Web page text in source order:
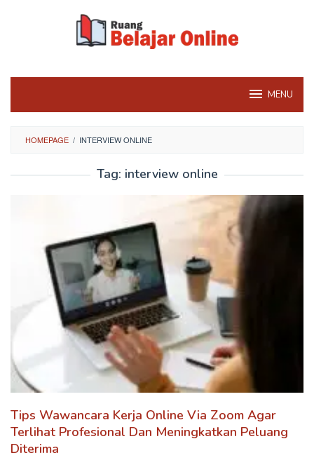
MENU
HOMEPAGE / INTERVIEW ONLINE
Tag: interview online
Tips Wawancara Kerja Online Via Zoom Agar
Terlihat Profesional Dan Meningkatkan Peluang
Diterima